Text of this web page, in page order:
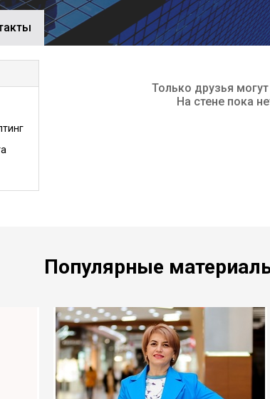
Только друзья
На стене пока
Популярные